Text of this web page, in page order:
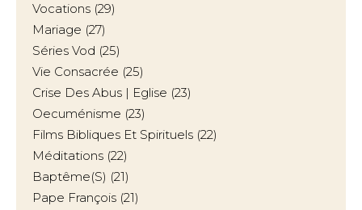
Vocations (29)
Mariage (27)
Séries Vod (25)
Vie Consacrée (25)
Crise Des Abus | Eglise (23)
Oecuménisme (23)
Films Bibliques Et Spirituels (22)
Méditations (22)
Baptême(s) (21)
Pape François (21)